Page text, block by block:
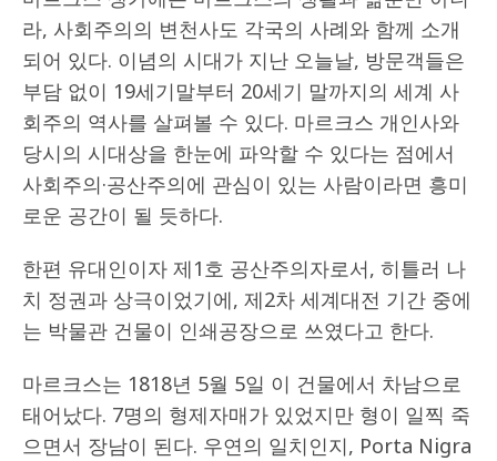
라, 사회주의의 변천사도 각국의 사례와 함께 소개
되어 있다. 이념의 시대가 지난 오늘날, 방문객들은
부담 없이 19세기말부터 20세기 말까지의 세계 사
회주의 역사를 살펴볼 수 있다. 마르크스 개인사와
당시의 시대상을 한눈에 파악할 수 있다는 점에서
사회주의·공산주의에 관심이 있는 사람이라면 흥미
로운 공간이 될 듯하다.
한편 유대인이자 제1호 공산주의자로서, 히틀러 나
치 정권과 상극이었기에, 제2차 세계대전 기간 중에
는 박물관 건물이 인쇄공장으로 쓰였다고 한다.
마르크스는 1818년 5월 5일 이 건물에서 차남으로
태어났다. 7명의 형제자매가 있었지만 형이 일찍 죽
으면서 장남이 된다. 우연의 일치인지, Porta Nigra